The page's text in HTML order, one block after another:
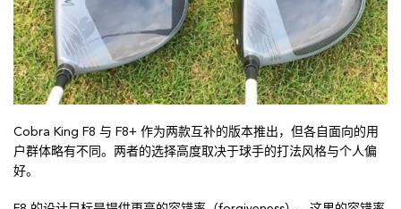
Cobra King F8 与 F8+ 作为两款互补的版本推出，但各自面向的用
户群体略有不同。两者的选择高度取决于球手的打法风格与个人偏
好。